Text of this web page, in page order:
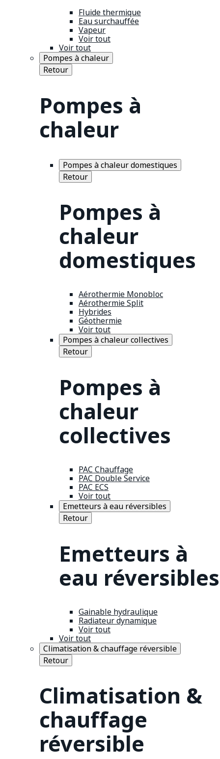
Fluide thermique
Eau surchauffée
Vapeur
Voir tout
Voir tout
Pompes à chaleur
Retour
Pompes à
chaleur
Pompes à chaleur domestiques
Retour
Pompes à
chaleur
domestiques
Aérothermie Monobloc
Aérothermie Split
Hybrides
Géothermie
Voir tout
Pompes à chaleur collectives
Retour
Pompes à
chaleur
collectives
PAC Chauffage
PAC Double Service
PAC ECS
Voir tout
Emetteurs à eau réversibles
Retour
Emetteurs à
eau réversibles
Gainable hydraulique
Radiateur dynamique
Voir tout
Voir tout
Climatisation & chauffage réversible
Retour
Climatisation &
chauffage
réversible